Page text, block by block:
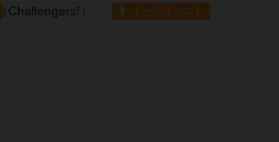
ルール/インスト